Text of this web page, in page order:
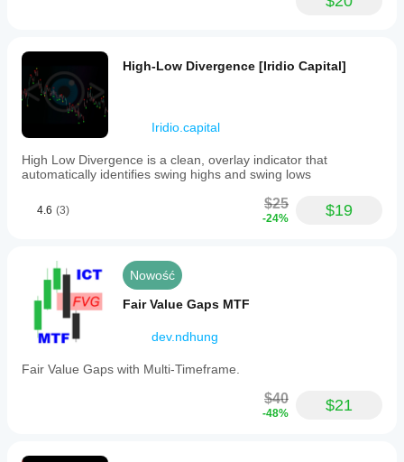
High-Low Divergence [Iridio Capital]
Iridio.capital
High Low Divergence is a clean, overlay indicator that
automatically identifies swing highs and swing lows
4.6 (3) $25
-24% $19
Nowość
Fair Value Gaps MTF
dev.ndhung
Fair Value Gaps with Multi-Timeframe.
$40
-48% $21